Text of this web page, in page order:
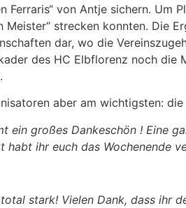
Ferraris“ von Antje sichern. Um
Meister“ strecken konnten. Die
dar, wo die
des HC Elbflorenz noch
aber am wichtigsten:
ein großes Dankeschön ! Eine
habt ihr euch das Wochenende
stark! Vielen Dank, dass ihr